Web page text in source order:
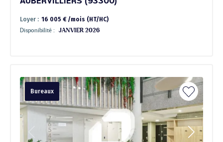
Loyer : 16 005 € /mois (HT/HC)
Disponibilité : JANVIER 2026
Bureaux